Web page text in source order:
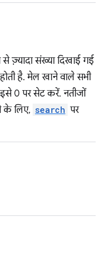
से ज़्यादा संख्या दिखाई गई
है. मेल खाने वाले सभी
0 पर सेट करें. नतीजों
के लिए, search पर